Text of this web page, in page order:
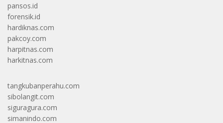
pansos.id
forensik.id
hardiknas.com
pakcoy.com
harpitnas.com
harkitnas.com
tangkubanperahu.com
sibolangit.com
siguragura.com
simanindo.com